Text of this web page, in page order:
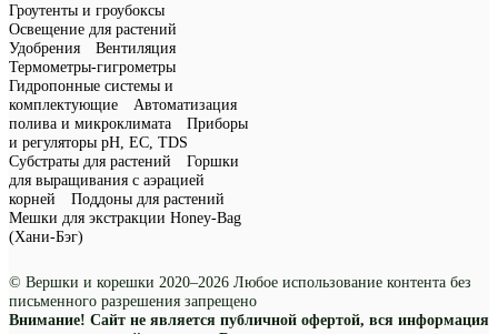
Гроутенты и гроубоксы
Освещение для растений
Удобрения
Вентиляция
Термометры-гигрометры
Гидропонные системы и
комплектующие
Автоматизация
полива и микроклимата
Приборы
и регуляторы рН, EC, TDS
Субстраты для растений
Горшки
для выращивания с аэрацией
корней
Поддоны для растений
Мешки для экстракции Honey-Bag
(Хани-Бэг)
© Вершки и корешки 2020–2026 Любое использование контента без
письменного разрешения запрещено
Внимание! Сайт не является публичной офертой, вся информация